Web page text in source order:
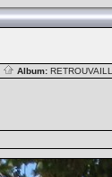
Album: